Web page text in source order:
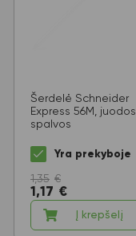
Šerdelė Schneider
Express 56M, juodos
spalvos
Yra prekyboje
1,35 €
1,17 €
Į krepšelį